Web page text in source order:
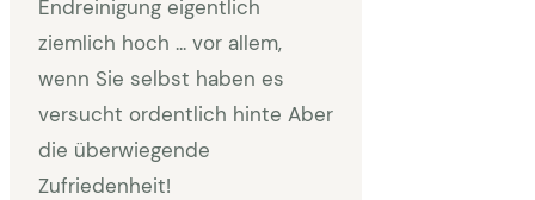
Endreinigung eigentlich
ziemlich hoch ... vor allem,
wenn Sie selbst haben es
versucht ordentlich hinte Aber
die überwiegende
Zufriedenheit!